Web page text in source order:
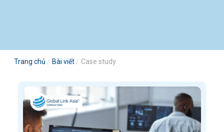
Trang chủ Bài viết Case study